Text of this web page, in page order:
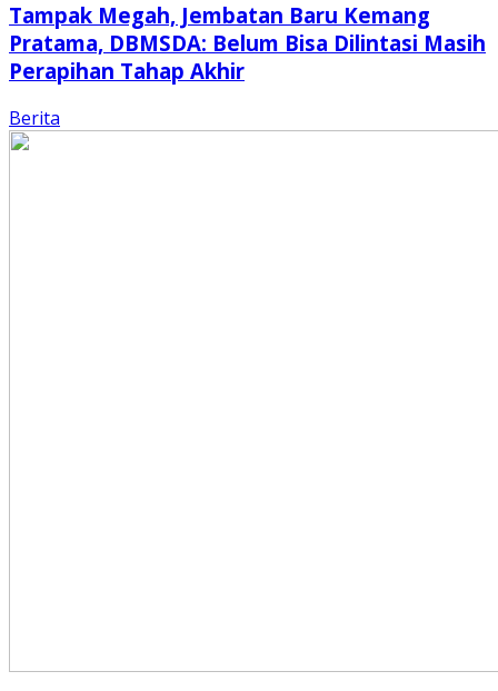
Tampak Megah, Jembatan Baru Kemang
Pratama, DBMSDA: Belum Bisa Dilintasi Masih
Perapihan Tahap Akhir
Berita